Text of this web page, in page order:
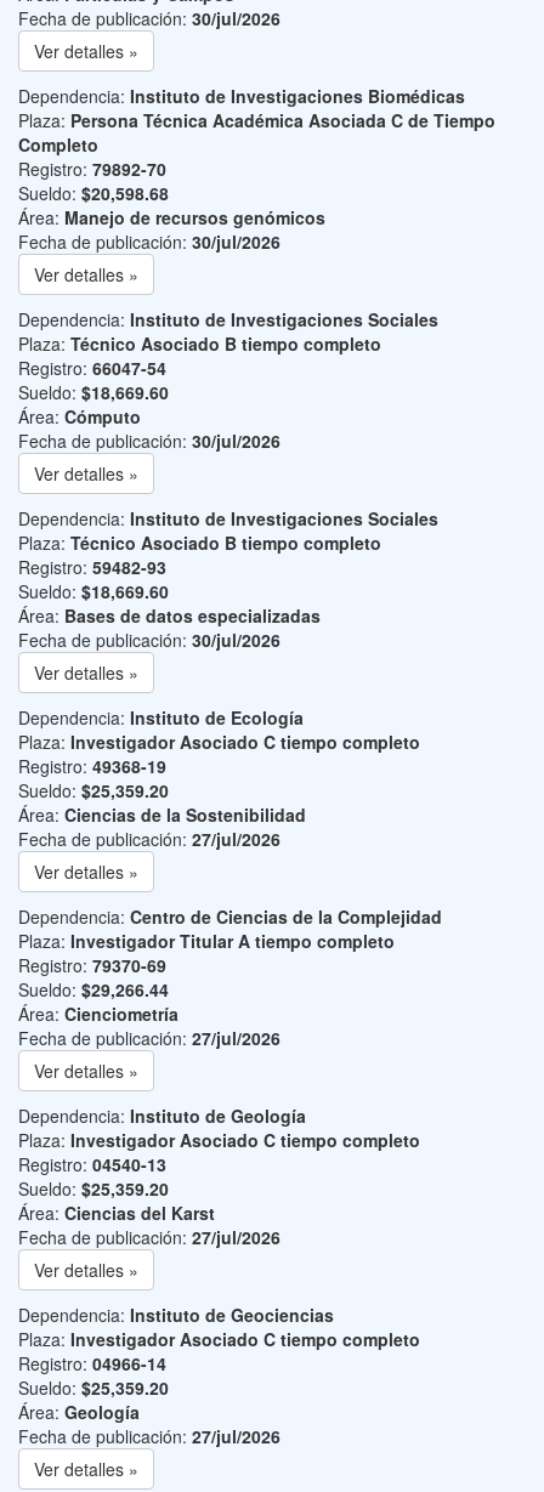
Fecha de publicación: 30/jul/2026
Ver detalles »
Dependencia: Instituto de Investigaciones Biomédicas
Plaza: Persona Técnica Académica Asociada C de Tiempo
Completo
Registro: 79892-70
Sueldo: $20,598.68
Área: Manejo de recursos genómicos
Fecha de publicación: 30/jul/2026
Ver detalles »
Dependencia: Instituto de Investigaciones Sociales
Plaza: Técnico Asociado B tiempo completo
Registro: 66047-54
Sueldo: $18,669.60
Área: Cómputo
Fecha de publicación: 30/jul/2026
Ver detalles »
Dependencia: Instituto de Investigaciones Sociales
Plaza: Técnico Asociado B tiempo completo
Registro: 59482-93
Sueldo: $18,669.60
Área: Bases de datos especializadas
Fecha de publicación: 30/jul/2026
Ver detalles »
Dependencia: Instituto de Ecología
Plaza: Investigador Asociado C tiempo completo
Registro: 49368-19
Sueldo: $25,359.20
Área: Ciencias de la Sostenibilidad
Fecha de publicación: 27/jul/2026
Ver detalles »
Dependencia: Centro de Ciencias de la Complejidad
Plaza: Investigador Titular A tiempo completo
Registro: 79370-69
Sueldo: $29,266.44
Área: Cienciometría
Fecha de publicación: 27/jul/2026
Ver detalles »
Dependencia: Instituto de Geología
Plaza: Investigador Asociado C tiempo completo
Registro: 04540-13
Sueldo: $25,359.20
Área: Ciencias del Karst
Fecha de publicación: 27/jul/2026
Ver detalles »
Dependencia: Instituto de Geociencias
Plaza: Investigador Asociado C tiempo completo
Registro: 04966-14
Sueldo: $25,359.20
Área: Geología
Fecha de publicación: 27/jul/2026
Ver detalles »